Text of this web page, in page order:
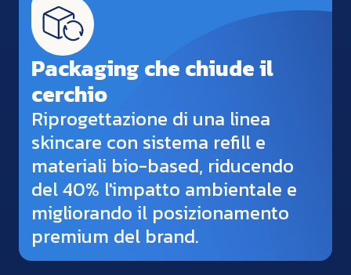
Packaging che chiude il
cerchio
Riprogettazione di una linea
skincare con sistema refill e
materiali bio-based, riducendo
del 40% l'impatto ambientale e
migliorando il posizionamento
premium del brand.